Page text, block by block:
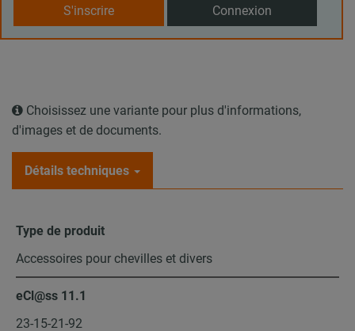
S'inscrire Connexion
Choisissez une variante pour plus d'informations,
d'images et de documents.
Détails techniques
Type de produit
Accessoires pour chevilles et divers
eCl@ss 11.1
23-15-21-92